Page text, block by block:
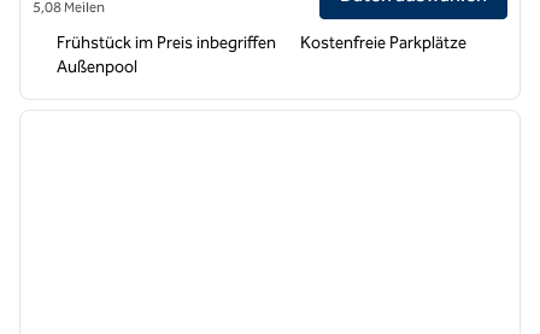
5,08 Meilen
Frühstück im Preis inbegriffen
Kostenfreie Parkplätze
Außenpool
1 von 12